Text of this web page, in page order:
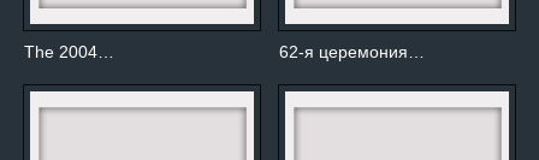
The 2004… 62-я церемония…